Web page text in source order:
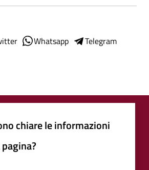
Whatsapp
Telegram
chiare le informazioni